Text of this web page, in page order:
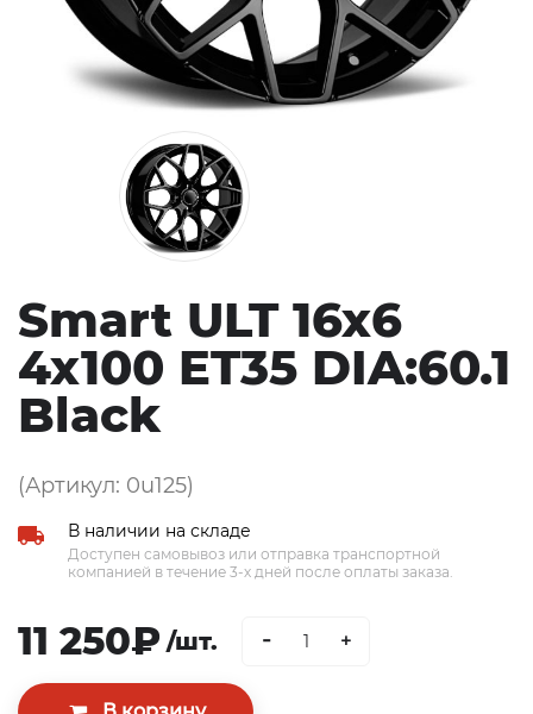
Smart ULT 16x6
4x100 ET35 DIA:60.1
Black
(Артикул: 0u125)
В наличии на складе
Доступен самовывоз или отправка транспортной
компанией в течение 3-х дней после оплаты заказа.
11 250₽ /шт. - +